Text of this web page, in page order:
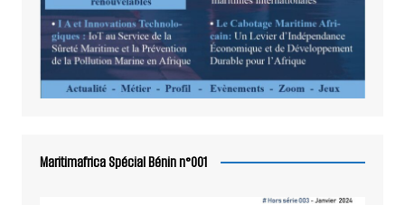
Maritimafrica Spécial Bénin n°001